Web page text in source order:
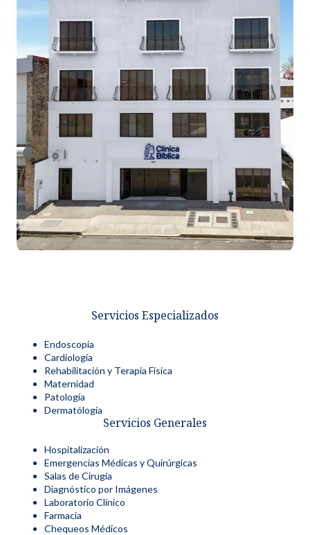
Servicios Especializados
Endoscopía
Cardiología
Rehabilitación y Terapia Física
Maternidad
Patología
Dermatólogía
Servicios Generales
Hospitalización
Emergencias Médicas y Quirúrgicas
Salas de Cirugía
Diagnóstico por Imágenes
Laboratorio Clínico
Farmacia
Chequeos Médicos